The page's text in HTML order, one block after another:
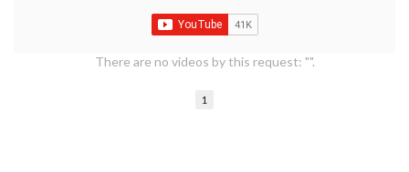
There are no videos by this request: "".
1